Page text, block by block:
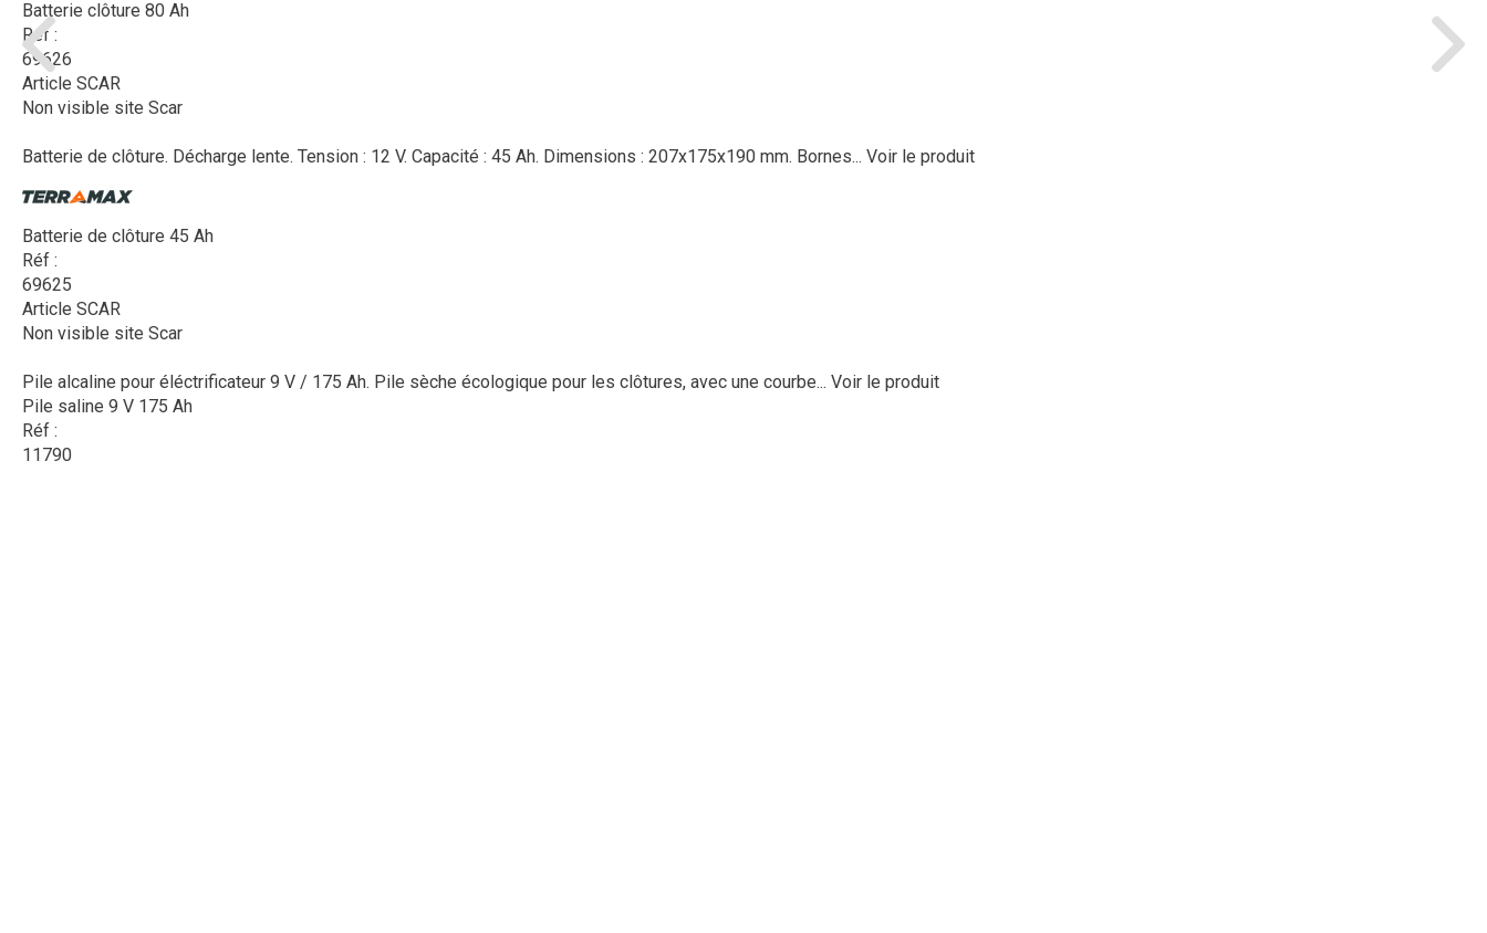
Batterie clôture 80 Ah
Réf :
69626
Article SCAR
Non visible site Scar
Batterie de clôture. Décharge lente. Tension : 12 V. Capacité : 45 Ah. Dimensions : 207x175x190 mm. Bornes... Voir le produit
Batterie de clôture 45 Ah
Réf :
69625
Article SCAR
Non visible site Scar
Pile alcaline pour éléctrificateur 9 V / 175 Ah. Pile sèche écologique pour les clôtures, avec une courbe... Voir le produit
Pile saline 9 V 175 Ah
Réf :
11790